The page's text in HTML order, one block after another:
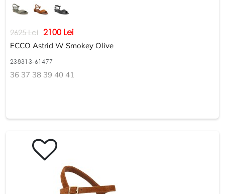
2625 Lei 2100 Lei
ECCO Astrid W Smokey Olive
238313-61477
36 37 38 39 40 41